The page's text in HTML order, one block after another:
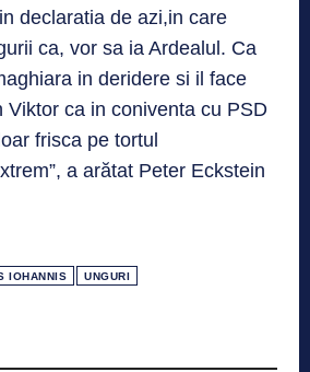
declaratia de azi,in care
ca, vor sa ia Ardealul. Ca
in deridere si il face
Viktor ca in coniventa cu PSD
frisca pe tortul
a arătat Peter Eckstein
IOHANNIS UNGURI